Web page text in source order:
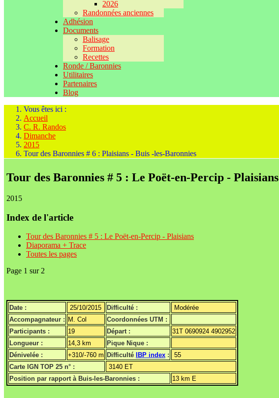
2026
Randonnées anciennes
Adhésion
Documents
Balisage
Formation
Recettes
Ronde / Baronnies
Utilitaires
Partenaires
Blog
Vous êtes ici :
Accueil
C. R. Randos
Dimanche
2015
Tour des Baronnies # 6 : Plaisians - Buis -les-Baronnies
Tour des Baronnies # 5 : Le Poët-en-Percip - Plaisians
2015
Index de l'article
Tour des Baronnies # 5 : Le Poët-en-Percip - Plaisians
Diaporama + Trace
Toutes les pages
Page 1 sur 2
Date : 25/10/2015 Difficulté :
Modérée
Accompagnateur : M. Col
Coordonnées UTM :
Participants :
19 Départ :
31T 0690924 4902952
Longueur :
14,3 km
Pique Nique :
Dénivelée :
+310/-760 m Difficulté IBP index :
55
Carte IGN TOP 25 n° :
3140 ET
Position par rapport à Buis-les-Baronnies :
13 km E